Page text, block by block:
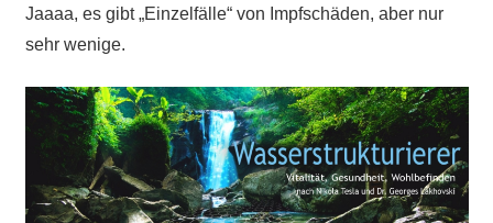
Jaaaa, es gibt „Einzelfälle“ von Impfschäden, aber nur
sehr wenige.